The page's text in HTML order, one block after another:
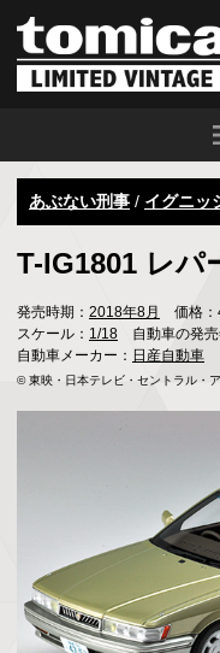
あぶない刑事 / イグニッ
T-IG1801 レパ
発売時期： 2018年8月
価格：
スケール： 1/18 自動車の発売
自動車メーカー： 日産自動車
© 東映・日本テレビ・セントラル・